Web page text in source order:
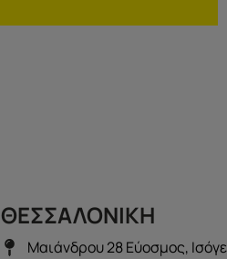
ΘΕΣΣΑΛΟΝΙΚΗ
Μαιάνδρου 28 Εύοσμος,